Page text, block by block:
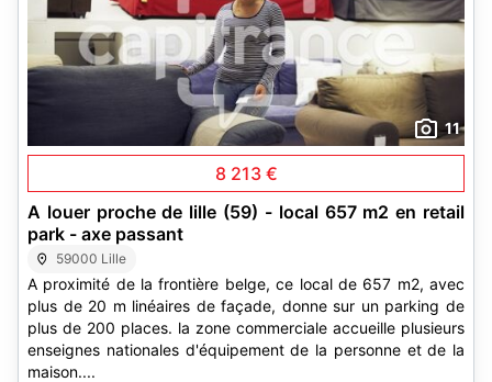
11
8 213 €
A louer proche de lille (59) - local 657 m2 en retail
park - axe passant
59000 Lille
A proximité de la frontière belge, ce local de 657 m2, avec
plus de 20 m linéaires de façade, donne sur un parking de
plus de 200 places. la zone commerciale accueille plusieurs
enseignes nationales d'équipement de la personne et de la
maison....